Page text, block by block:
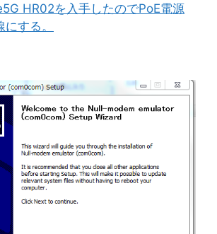
HR02を入手したのでPoE電源
する。